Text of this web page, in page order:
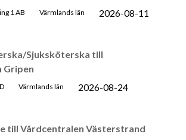
1 AB Värmlands län 2026-08-11
Sjuksköterska till
Gripen
Värmlands län 2026-08-24
till Vårdcentralen Västerstrand